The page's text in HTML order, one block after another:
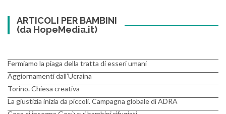
ARTICOLI PER BAMBINI
(da HopeMedia.it)
Fermiamo la piaga della tratta di esseri umani
Aggiornamenti dall’Ucraina
Torino. Chiesa creativa
La giustizia inizia da piccoli. Campagna globale di ADRA